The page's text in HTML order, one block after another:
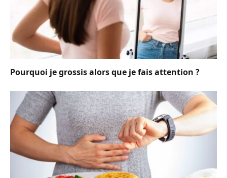
Pourquoi je grossis alors que je fais attention ?